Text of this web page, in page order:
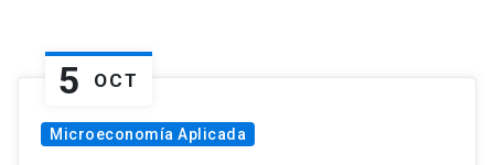
5 OCT
Microeconomía Aplicada